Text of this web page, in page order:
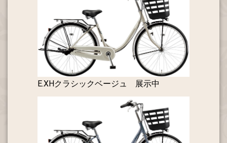
E.XHクラシックベージュ 展示中